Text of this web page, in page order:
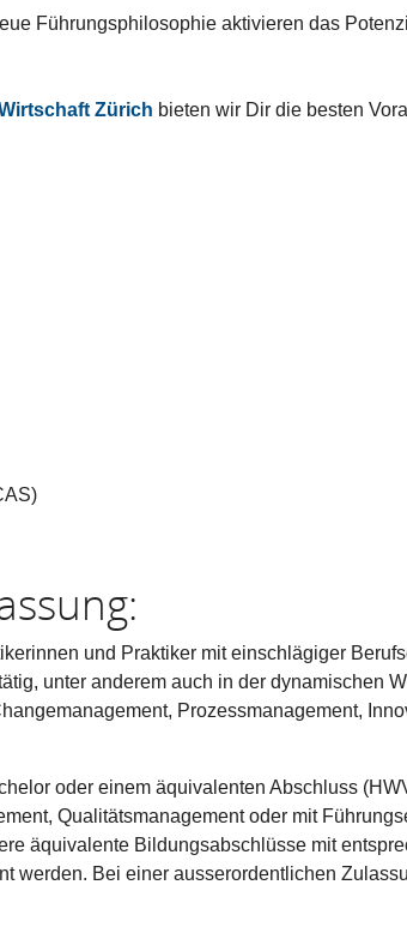
Führungsphilosophie aktivieren das
Zürich bieten wir Dir die besten
und Praktiker mit einschlägiger
unter anderem auch in der dynamischen
Prozessmanagement,
oder einem äquivalenten Abschluss
Qualitätsmanagement oder mit
äquivalente Bildungsabschlüsse mit
werden. Bei einer ausserordentlichen